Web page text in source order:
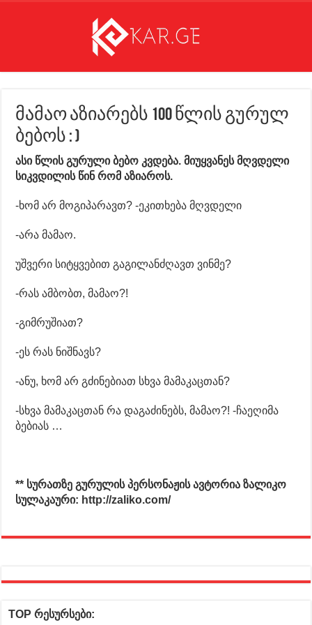
მამაო აზიარებს 100 წლის გურულ
ბებოს : )
ასი წლის გურული ბებო კვდება. მიუყვანეს მღვდელი
სიკვდილის წინ რომ აზიაროს.
-ხომ არ მოგიპარავთ? -ეკითხება მღვდელი
-არა მამაო.
უშვერი სიტყვებით გაგილანძღავთ ვინმე?
-რას ამბობთ, მამაო?!
-გიმრუშიათ?
-ეს რას ნიშნავს?
-ანუ, ხომ არ გძინებიათ სხვა მამაკაცთან?
-სხვა მამაკაცთან რა დაგაძინებს, მამაო?! -ჩაეღიმა
ბებიას …
** სურათზე გურულის პერსონაჟის ავტორია ზალიკო
სულაკაური: http://zaliko.com/
TOP რესურსები: